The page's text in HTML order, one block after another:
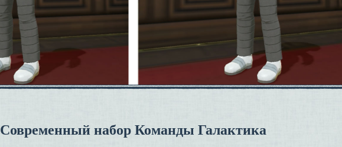
Современный набор Команды Галактика